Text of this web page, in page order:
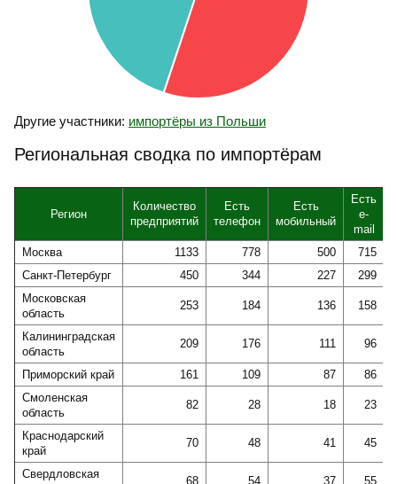
Другие участники: импортёры из Польши
Региональная сводка по импортёрам
Регион
Количество
предприятий
Есть
телефон
Есть
мобильный
Есть
e-
mail
Москва
1133 778 500
715
Санкт-Петербург
450 344 227
299
Московская
область
253 184 136 158
Калининградская
область
209 176 111 96
Приморский край 161 109 87
86
Смоленская
область
82 28 18 23
Краснодарский
край
70 48 41 45
Свердловская
68 54 37 55